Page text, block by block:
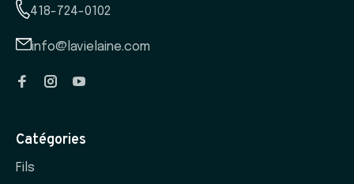
418-724-0102
info@lavielaine.com
Catégories
Fils